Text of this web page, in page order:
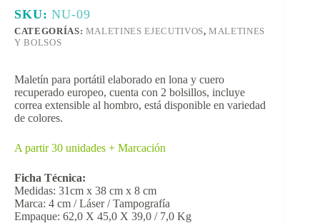
SKU:NU-09
CATEGORÍAS: MALETINES EJECUTIVOS,MALETINES
Y BOLSOS
Maletín para portátil elaborado en lona y cuero
recuperado europeo, cuenta con 2 bolsillos, incluye
correa extensible al hombro, está disponible en variedad
de colores.
A partir 30 unidades + Marcación
Ficha Técnica:
Medidas: 31cm x 38 cm x 8 cm
Marca: 4 cm / Láser / Tampografía
Empaque: 62,0 X 45,0 X 39,0 / 7,0 Kg